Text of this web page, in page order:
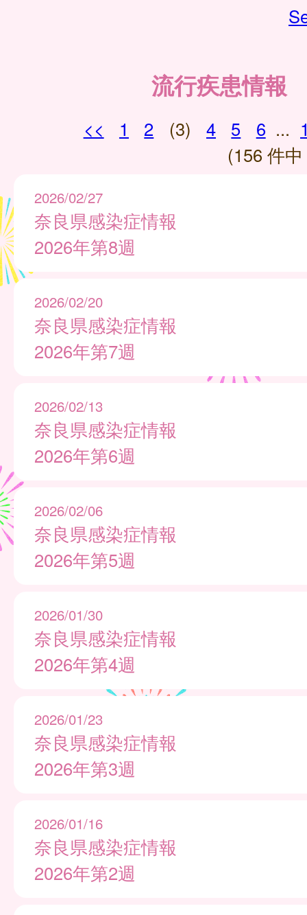
流行疾患情報
<< 1 2 (3) 4 5 6 ...
(156 件
2026/02/27
奈良県感染症情報
2026年第8週
2026/02/20
奈良県感染症情報
2026年第7週
2026/02/13
奈良県感染症情報
2026年第6週
2026/02/06
奈良県感染症情報
2026年第5週
2026/01/30
奈良県感染症情報
2026年第4週
2026/01/23
奈良県感染症情報
2026年第3週
2026/01/16
奈良県感染症情報
2026年第2週